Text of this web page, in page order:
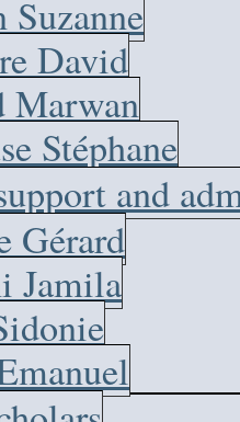
Suzanne
David
Marwan
Stéphane
and
Gérard
Jamila